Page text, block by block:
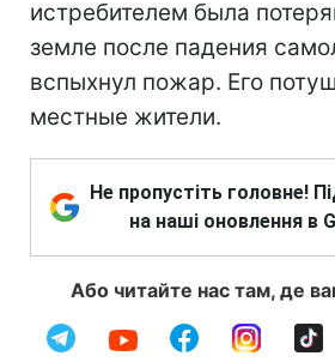
истребителем была
земле после падения
вспыхнул пожар. Его
местные жители.
Не пропустіть головне!
на наші оновлення в
Або читайте нас там, де